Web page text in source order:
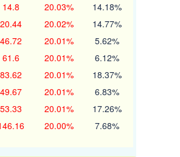
14.8 20.03% 14.18%
20.44 20.02% 14.77%
46.72 20.01% 5.62%
61.6 20.01% 6.12%
83.62 20.01% 18.37%
49.67 20.01% 6.83%
53.33 20.01% 17.26%
20.00% 7.68%